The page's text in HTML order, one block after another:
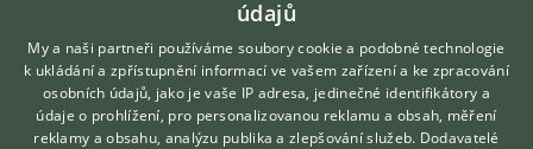
INZERCE
DISKUSE
ČLÁNKY
O nás
údajů
My a naši partneři používáme soubory cookie a podobné technologie
k ukládání a zpřístupnění informací ve vašem zařízení a ke zpracování
osobních údajů, jako je vaše IP adresa, jedinečné identifikátory a
údaje o prohlížení, pro personalizovanou reklamu a obsah, měření
reklamy a obsahu, analýzu publika a zlepšování služeb. Dodavatelé